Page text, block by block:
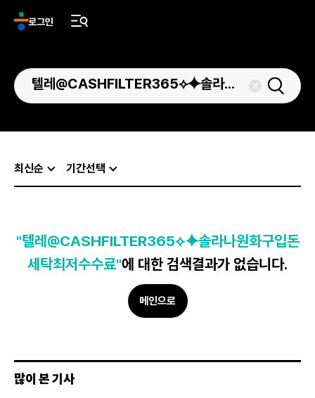
로그인
최신순 기간선택
"텔레@CASHFILTER365⟡⯌솔라나원화구입돈
세탁최저수수료"에 대한 검색결과가 없습니다.
메인으로
많이 본 기사